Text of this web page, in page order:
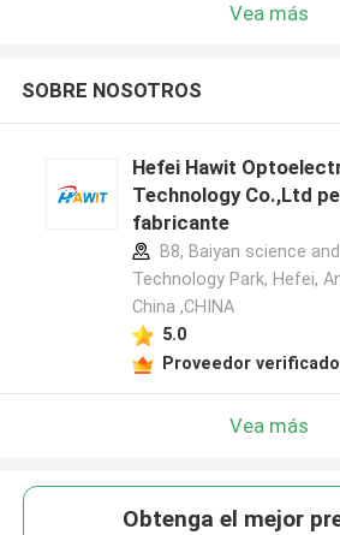
Vea más
SOBRE NOSOTROS
Hefei Hawit
Technology Co.,Ltd
fabricante
B8, Baiyan science and
Technology Park, Hefei,
China ,CHINA
5.0
Proveedor verificado
Vea más
Obtenga el mejor